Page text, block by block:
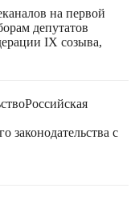
на первой
депутатов
IX созыва,
Российская
законодательства с